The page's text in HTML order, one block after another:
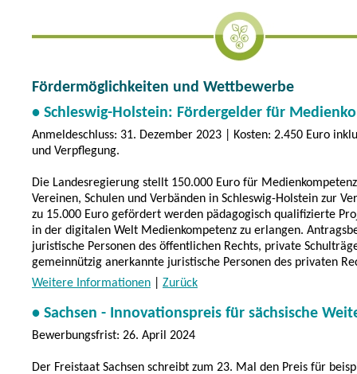
Fördermöglichkeiten und Wettbewerbe
• Schleswig-Holstein: Fördergelder für
Anmeldeschluss: 31. Dezember 2023 | Kosten: 2.450 Euro
und Verpflegung.
Die Landesregierung stellt 150.000 Euro für
Vereinen, Schulen und Verbänden in Schleswig-Holstein zur
zu 15.000 Euro gefördert werden pädagogisch qualifizierte
in der digitalen Welt Medienkompetenz zu erlangen.
juristische Personen des öffentlichen Rechts, private
gemeinnützig anerkannte juristische Personen des privaten
Weitere Informationen
Zurück
• Sachsen - Innovationspreis für sächsische
Bewerbungsfrist: 26. April 2024
Der Freistaat Sachsen schreibt zum 23. Mal den Preis für